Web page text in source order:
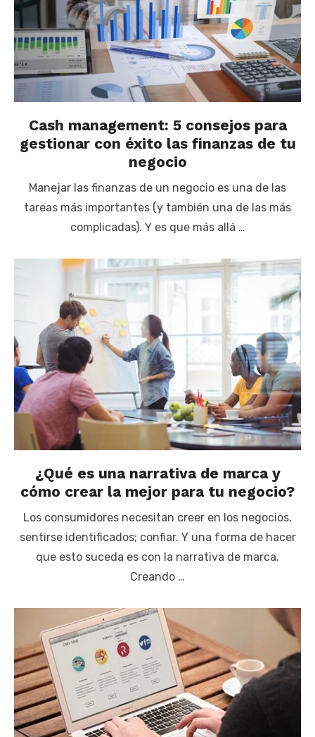
Cash management: 5 consejos para
gestionar con éxito las finanzas de tu
negocio
Manejar las finanzas de un negocio es una de las
tareas más importantes (y también una de las más
complicadas). Y es que más allá …
¿Qué es una narrativa de marca y
cómo crear la mejor para tu negocio?
Los consumidores necesitan creer en los negocios,
sentirse identificados; confiar. Y una forma de hacer
que esto suceda es con la narrativa de marca.
Creando …